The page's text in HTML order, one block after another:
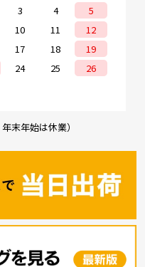
3 4
5
10 11
12
17 18
19
24 25
26
末年始は休業）